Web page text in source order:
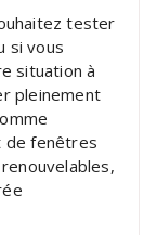
tester
si vous
situation à
pleinement
de fenêtres